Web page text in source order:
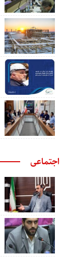
اجتماعی